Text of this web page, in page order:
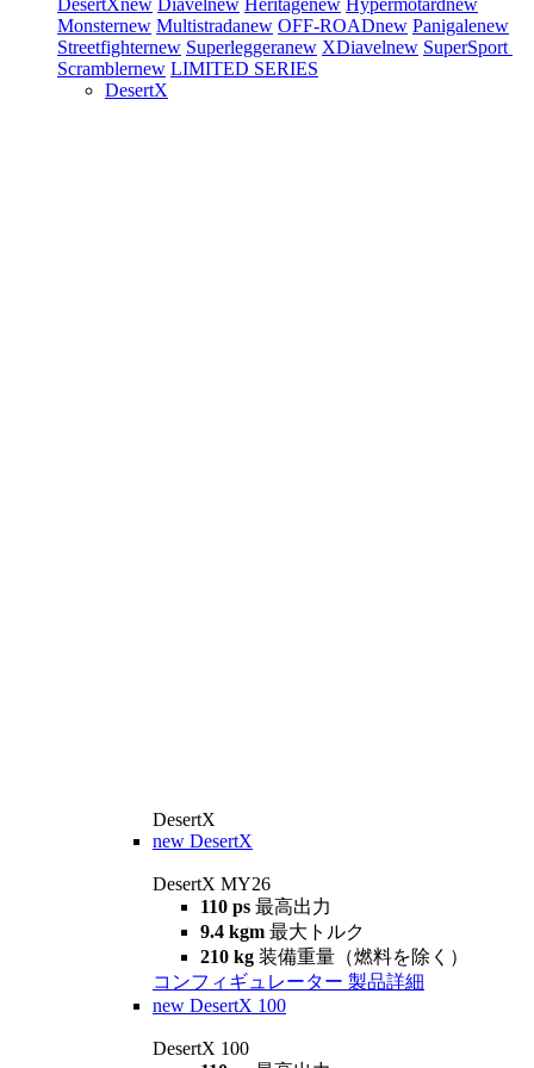
DesertXnew Diavelnew Heritagenew Hypermotardnew
Monsternew Multistradanew OFF-ROADnew Panigalenew
Streetfighternew Superleggeranew XDiavelnew SuperSport
Scramblernew LIMITED SERIES
DesertX
DesertX
new DesertX
DesertX MY26
110 ps 最高出力
9.4 kgm 最大トルク
210 kg 装備重量（燃料を除く）
コンフィギュレーター 製品詳細
new DesertX 100
DesertX 100